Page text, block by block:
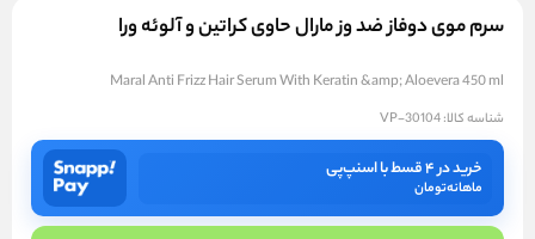
سرم موی دوفاز ضد وز مارال حاوی کراتین و آلوئه ورا
Maral Anti Frizz Hair Serum With Keratin &amp; Aloevera 450 ml
شناسه کالا:VP-30104
خرید در ۴ قسط با اسنپ‌پی
ماهانهتومان